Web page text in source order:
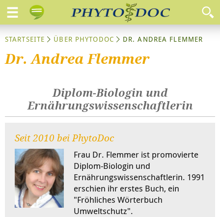
STARTSEITE ÜBER PHYTODOC DR. ANDREA FLEMMER
Dr. Andrea Flemmer
Diplom-Biologin und
Ernährungswissenschaftlerin
Seit 2010 bei PhytoDoc
Frau Dr. Flemmer ist promovierte
Diplom-Biologin und
Ernährungswissenschaftlerin. 1991
erschien ihr erstes Buch, ein
"Fröhliches Wörterbuch
Umweltschutz".